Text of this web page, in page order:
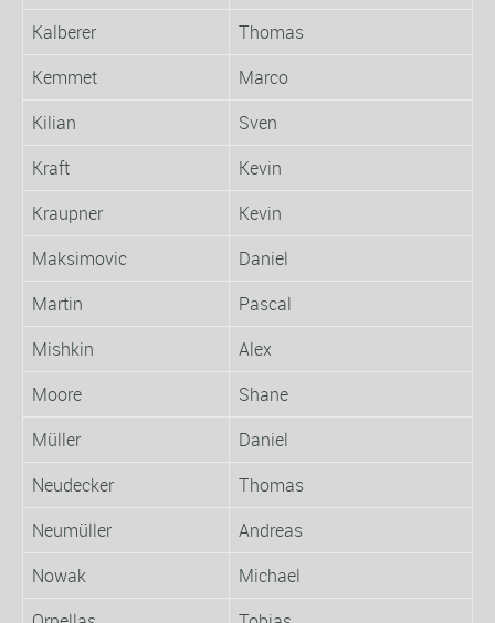
Kalberer
Thomas
Kemmet
Marco
Kilian
Sven
Kraft
Kevin
Kraupner
Kevin
Maksimovic
Daniel
Martin
Pascal
Mishkin
Alex
Moore
Shane
Müller
Daniel
Neudecker
Thomas
Neumüller
Andreas
Nowak
Michael